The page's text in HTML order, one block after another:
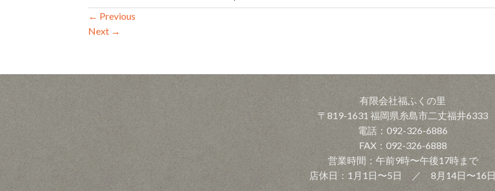
← Previous
Next →
有限会社福ふくの里
〒819-1631 福岡県糸島市二丈福井6333
電話：092-326-6886
FAX：092-326-6888
営業時間：午前9時〜午後17時まで
店休日：1月1日〜5日 ／ 8月14日〜16日